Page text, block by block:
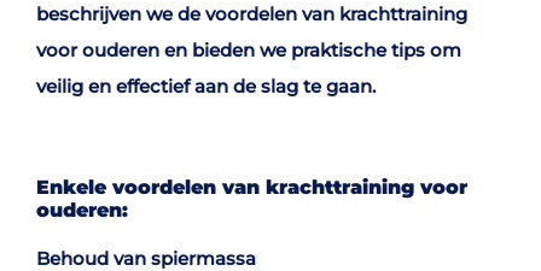
beschrijven we de voordelen van krachttraining
voor ouderen en bieden we praktische tips om
veilig en effectief aan de slag te gaan.
Enkele voordelen van krachttraining voor
ouderen:
Behoud van spiermassa